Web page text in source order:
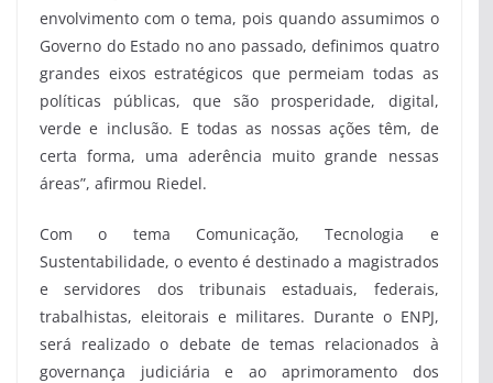
envolvimento com o tema, pois quando assumimos o
Governo do Estado no ano passado, definimos quatro
grandes eixos estratégicos que permeiam todas as
políticas públicas, que são prosperidade, digital,
verde e inclusão. E todas as nossas ações têm, de
certa forma, uma aderência muito grande nessas
áreas”, afirmou Riedel.
Com o tema Comunicação, Tecnologia e
Sustentabilidade, o evento é destinado a magistrados
e servidores dos tribunais estaduais, federais,
trabalhistas, eleitorais e militares. Durante o ENPJ,
será realizado o debate de temas relacionados à
governança judiciária e ao aprimoramento dos